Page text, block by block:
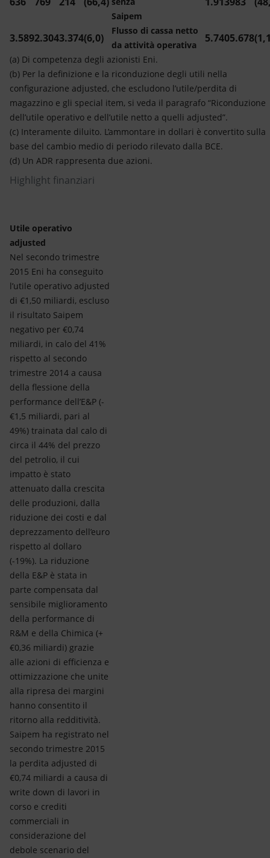
Highlight finanziari
Saipem
3.5892.3043.374(6,0)
Flusso di cassa netto
da attività operativa
5.7405.678
(a) Di competenza degli azionisti Eni.
(b) Per la definizione e la riconduzione degli utili nella
configurazione adjusted, che escludono l’utile/perdita di
magazzino e gli special item, si veda il paragrafo “Riconduzione
dell’utile operativo e dell’utile netto a quelli adjusted”.
(c) Interamente diluito. L’ammontare in dollari è convertito sulla
base del cambio medio di periodo rilevato dalla BCE.
(d) Un ADR rappresenta due azioni.
Utile operativo
adjusted
Nel secondo trimestre
2015 Eni ha conseguito
l’utile operativo adjusted
di €1,50 miliardi, escluso
il risultato Saipem
negativo per €0,74
miliardi, in calo del 41%
rispetto al secondo
trimestre 2014 a causa
della flessione della
performance dell’E&P (-
€1,5 miliardi, pari al
49%) trainata dal calo di
circa il 44% del prezzo
del petrolio, il cui
impatto è stato
attenuato dalla crescita
delle produzioni, dalla
riduzione dei costi e dal
deprezzamento dell’euro
rispetto al dollaro
(-19%). La riduzione
della E&P è stata in
parte compensata dal
sensibile miglioramento
della performance di
R&M e della Chimica (+
€0,36 miliardi) grazie
alle azioni di efficienza e
ottimizzazione che unite
alla ripresa dei margini
hanno consentito il
ritorno alla redditività.
Saipem ha registrato nel
secondo trimestre 2015
la perdita adjusted di
€0,74 miliardi a causa di
write down di lavori in
corso e crediti
commerciali in
considerazione del
debole scenario del